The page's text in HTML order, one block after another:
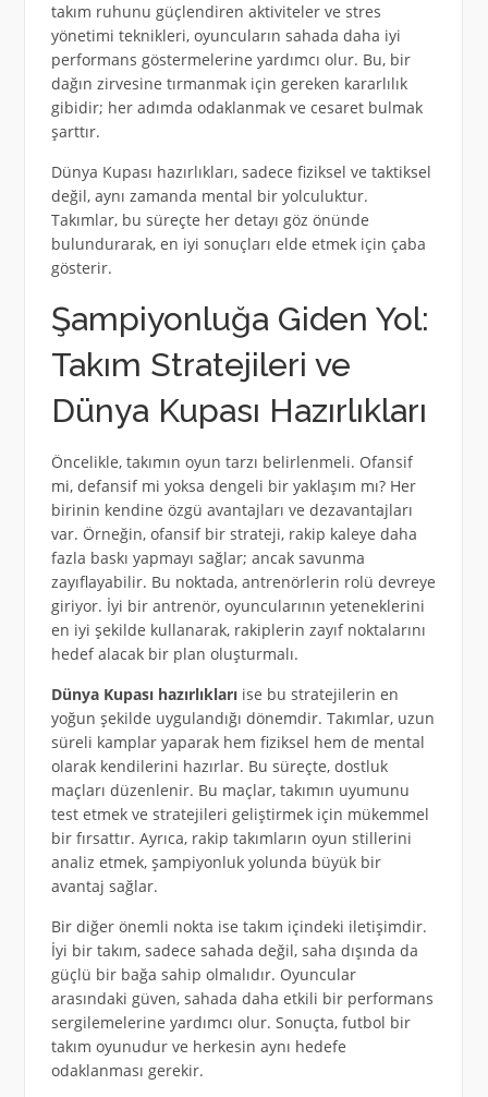
takım ruhunu güçlendiren aktiviteler ve stres
yönetimi teknikleri, oyuncuların sahada daha iyi
performans göstermelerine yardımcı olur. Bu, bir
dağın zirvesine tırmanmak için gereken kararlılık
gibidir; her adımda odaklanmak ve cesaret bulmak
şarttır.
Dünya Kupası hazırlıkları, sadece fiziksel ve taktiksel
değil, aynı zamanda mental bir yolculuktur.
Takımlar, bu süreçte her detayı göz önünde
bulundurarak, en iyi sonuçları elde etmek için çaba
gösterir.
Şampiyonluğa Giden Yol:
Takım Stratejileri ve
Dünya Kupası Hazırlıkları
Öncelikle, takımın oyun tarzı belirlenmeli. Ofansif
mi, defansif mi yoksa dengeli bir yaklaşım mı? Her
birinin kendine özgü avantajları ve dezavantajları
var. Örneğin, ofansif bir strateji, rakip kaleye daha
fazla baskı yapmayı sağlar; ancak savunma
zayıflayabilir. Bu noktada, antrenörlerin rolü devreye
giriyor. İyi bir antrenör, oyuncularının yeteneklerini
en iyi şekilde kullanarak, rakiplerin zayıf noktalarını
hedef alacak bir plan oluşturmalı.
Dünya Kupası hazırlıklarıise bu stratejilerin en
yoğun şekilde uygulandığı dönemdir. Takımlar, uzun
süreli kamplar yaparak hem fiziksel hem de mental
olarak kendilerini hazırlar. Bu süreçte, dostluk
maçları düzenlenir. Bu maçlar, takımın uyumunu
test etmek ve stratejileri geliştirmek için mükemmel
bir fırsattır. Ayrıca, rakip takımların oyun stillerini
analiz etmek, şampiyonluk yolunda büyük bir
avantaj sağlar.
Bir diğer önemli nokta ise takım içindeki iletişimdir.
İyi bir takım, sadece sahada değil, saha dışında da
güçlü bir bağa sahip olmalıdır. Oyuncular
arasındaki güven, sahada daha etkili bir performans
sergilemelerine yardımcı olur. Sonuçta, futbol bir
takım oyunudur ve herkesin aynı hedefe
odaklanması gerekir.